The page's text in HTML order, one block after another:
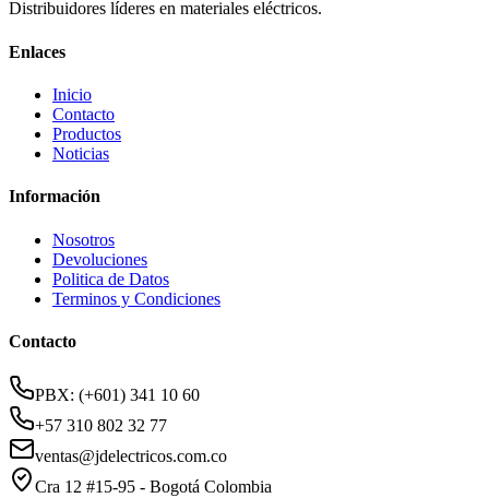
Distribuidores líderes en materiales eléctricos.
Enlaces
Inicio
Contacto
Productos
Noticias
Información
Nosotros
Devoluciones
Politica de Datos
Terminos y Condiciones
Contacto
PBX: (+601) 341 10 60
+57 310 802 32 77
ventas@jdelectricos.com.co
Cra 12 #15-95 - Bogotá Colombia